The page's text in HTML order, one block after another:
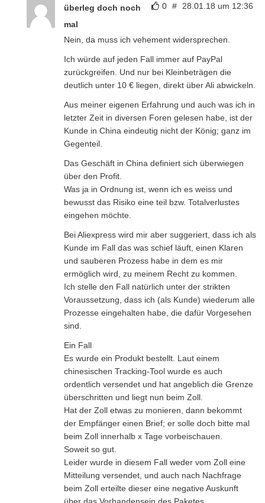
0 # 28.01.18 um 12:36
überleg doch noch
mal
Nein, da muss ich vehement widersprechen.
Ich würde auf jeden Fall immer auf PayPal
zurückgreifen. Und nur bei Kleinbeträgen die
deutlich unter 10 € liegen, direkt über Ali abwickeln.
Aus meiner eigenen Erfahrung und auch was ich in
letzter Zeit in diversen Foren gelesen habe, ist der
Kunde in China eindeutig nicht der König; ganz im
Gegenteil.
Das Geschäft in China definiert sich überwiegen
über den Profit.
Was ja in Ordnung ist, wenn ich es weiss und
bewusst das Risiko eine teil bzw. Totalverlustes
eingehen möchte.
Bei Aliexpress wird mir aber suggeriert, dass ich als
Kunde im Fall das was schief läuft, einen Klaren
und sauberen Prozess habe in dem es mir
ermöglich wird, zu meinem Recht zu kommen.
Ich stelle den Fall natürlich unter der strikten
Voraussetzung, dass ich (als Kunde) wiederum alle
Prozesse eingehalten habe, die dafür Vorgesehen
sind.
Ein Fall
Es wurde ein Produkt bestellt. Laut einem
chinesischen Tracking-Tool wurde es auch
ordentlich versendet und hat angeblich die Grenze
überschritten und liegt nun beim Zoll.
Hat der Zoll etwas zu monieren, dann bekommt
der Empfänger einen Brief; er solle doch bitte mal
beim Zoll innerhalb x Tage vorbeischauen.
Soweit so gut.
Leider wurde in diesem Fall weder vom Zoll eine
Mitteilung versendet, und auch nach Nachfrage
beim Zoll erteilte dieser eine negative Auskunft
über das Vorhandensein des Paketes.